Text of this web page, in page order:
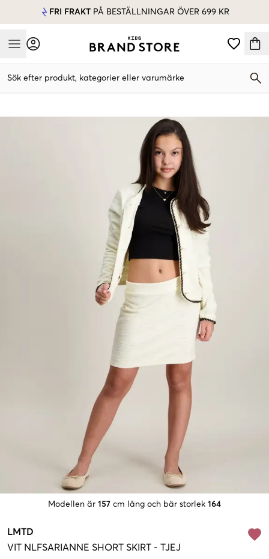
FRI FRAKT PÅ BESTÄLLNINGAR ÖVER 699 KR
Mobile Menu
Sök efter produkt, kategorier eller varumärke
Modellen är 157 cm lång och bär storlek 164
LMTD
VIT NLFSARIANNE SHORT SKIRT - TJEJ